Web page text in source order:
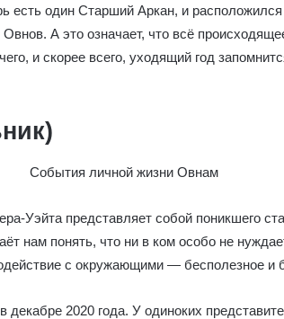
есть один Старший Аркан, и
А это означает, что всё
и скорее всего, уходящий год
Уэйта представляет собой поникшего
нам понять, что ни в ком особо не
с окружающими ― бесполезное и
2020 года. У одиноких